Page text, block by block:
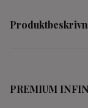
PREMIUM